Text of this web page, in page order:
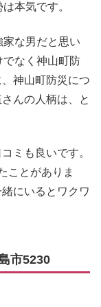
本気です。
な男だと思い
でなく神山町防
神山町防災につ
んの人柄は、と
ミも良いです。
ことがありま
にいるとワクワ
市5230